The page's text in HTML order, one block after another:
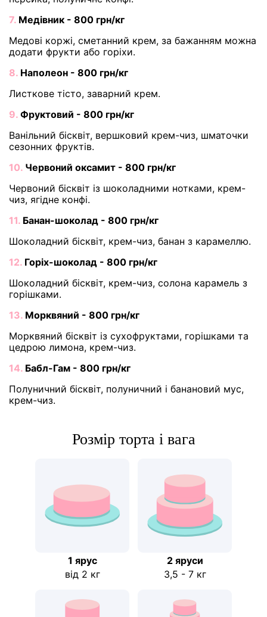
7. Медівник - 800 грн/кг
Медові коржі, сметанний крем, за бажанням можна
додати фрукти або горіхи.
8. Наполеон - 800 грн/кг
Листкове тісто, заварний крем.
9. Фруктовий - 800 грн/кг
Ванільний бісквіт, вершковий крем-чиз, шматочки
сезонних фруктів.
10. Червоний оксамит - 800 грн/кг
Червоний бісквіт із шоколадними нотками, крем-
чиз, ягідне конфі.
11. Банан-шоколад - 800 грн/кг
Шоколадний бісквіт, крем-чиз, банан з карамеллю.
12. Горіх-шоколад - 800 грн/кг
Шоколадний бісквіт, крем-чиз, солона карамель з
горішками.
13. Морквяний - 800 грн/кг
Морквяний бісквіт із сухофруктами, горішками та
цедрою лимона, крем-чиз.
14. Бабл-Гам - 800 грн/кг
Полуничний бісквіт, полуничний і банановий мус,
крем-чиз.
Розмір торта і вага
1 ярус
від 2 кг
2 яруси
3,5 - 7 кг